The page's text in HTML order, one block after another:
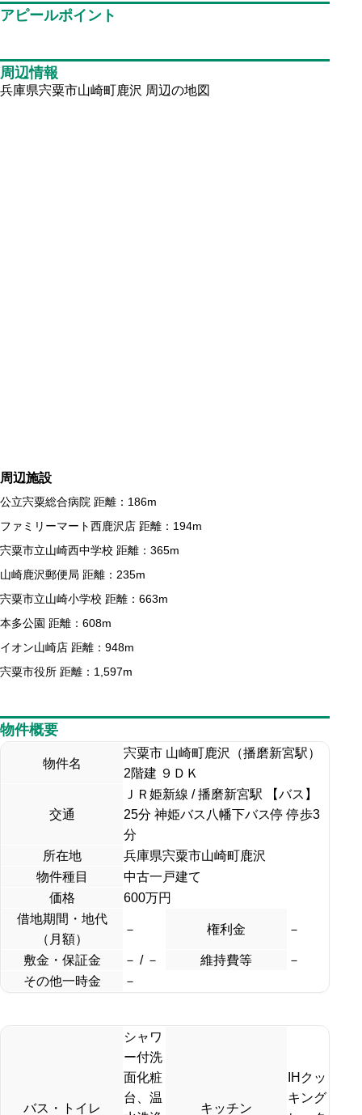
アピールポイント
周辺情報
兵庫県宍粟市山崎町鹿沢 周辺の地図
周辺施設
公立宍粟総合病院 距離：186m
ファミリーマート西鹿沢店 距離：194m
宍粟市立山崎西中学校 距離：365m
山崎鹿沢郵便局 距離：235m
宍粟市立山崎小学校 距離：663m
本多公園 距離：608m
イオン山崎店 距離：948m
宍粟市役所 距離：1,597m
物件概要
物件名
宍粟市 山崎町鹿沢（播磨新宮駅）
2階建 ９ＤＫ
交通
ＪＲ姫新線 / 播磨新宮駅 【バス】
25分 神姫バス八幡下バス停 停歩3
分
所在地
兵庫県宍粟市山崎町鹿沢
物件種目
中古一戸建て
価格
600万円
借地期間・地代
（月額）
－ 権利金 －
敷金・保証金 － / － 維持費等
－
その他一時金
－
バス・トイレ
シャワ
ー付洗
面化粧
台、温
キッチン
IHクッ
キング